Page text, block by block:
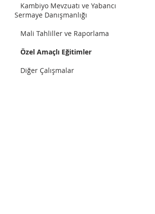
Kambiyo Mevzuatı ve Yabancı
Sermaye Danışmanlığı
Mali Tahliller ve Raporlama
Özel Amaçlı Eğitimler
Diğer Çalışmalar